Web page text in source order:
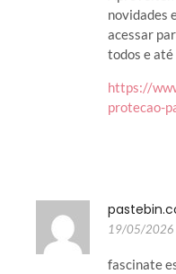
novidades
acessar
todos e até
https://
protecao-
19/05/2026
fascinate